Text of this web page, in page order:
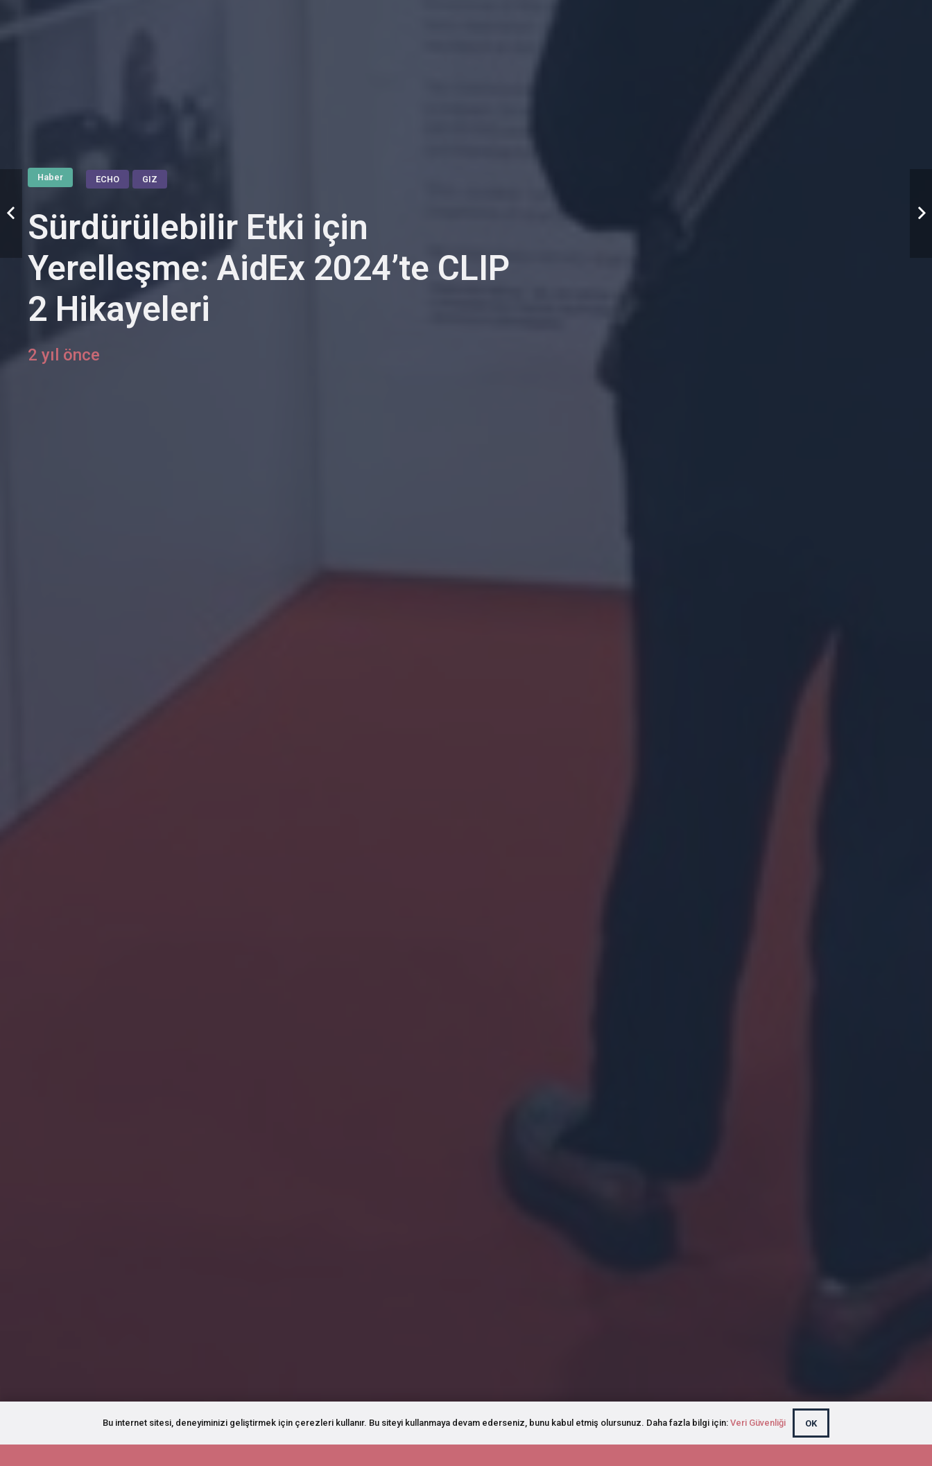
Haber ECHO GIZ
Sürdürülebilir Etki için
Yerelleşme: AidEx 2024’te CLIP
2 Hikayeleri
2 yıl önce
Bu internet sitesi, deneyiminizi geliştirmek için çerezleri kullanır. Bu siteyi kullanmaya devam ederseniz, bunu kabul etmiş olursunuz. Daha fazla bilgi için: Veri Güvenliği OK